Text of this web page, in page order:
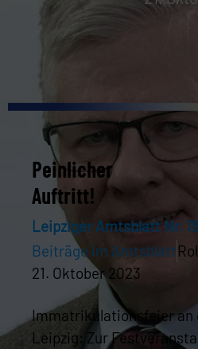
Peinlicher
Auftritt!
Leipziger Amtsblatt Nr.
Beiträge im Amtsblatt
21. Oktober 2023
Immatrikulationsfeier an
Leipzig: Zur